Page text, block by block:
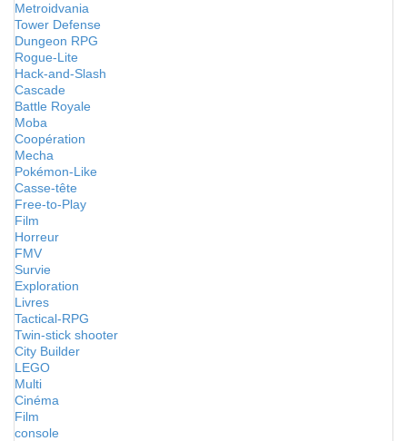
Metroidvania
Tower Defense
Dungeon RPG
Rogue-Lite
Hack-and-Slash
Cascade
Battle Royale
Moba
Coopération
Mecha
Pokémon-Like
Casse-tête
Free-to-Play
Film
Horreur
FMV
Survie
Exploration
Livres
Tactical-RPG
Twin-stick shooter
City Builder
LEGO
Multi
Cinéma
Film
console